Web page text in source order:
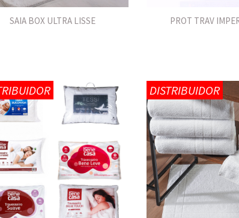
SAIA BOX ULTRA LISSE PROT TRAV
DISTRIBUIDOR